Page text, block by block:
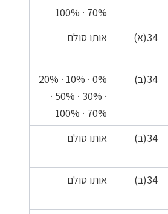
70% · 100%
34(א) אותו סולם
34(ב)
0% · 10% · 20%
· 30% · 50% ·
70% · 100%
34(ב) אותו סולם
34(ב) אותו סולם